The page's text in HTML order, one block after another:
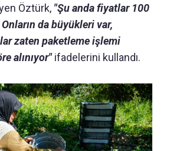
Öztürk, "Şu anda fiyatlar 100
da büyükleri var,
zaten paketleme işlemi
alınıyor"ifadelerini kullandı.